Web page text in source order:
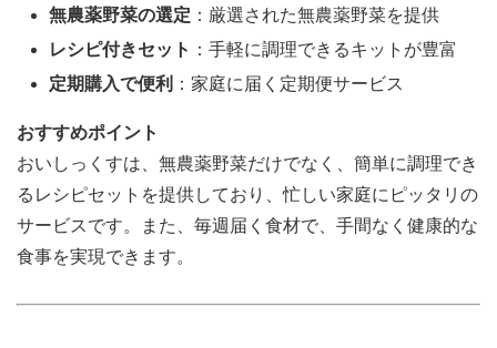
無農薬野菜の選定 ：厳選された無農薬野菜を提供
レシピ付きセット ：手軽に調理できるキットが豊富
定期購入で便利 ：家庭に届く定期便サービス
おすすめポイント
おいしっくすは、無農薬野菜だけでなく、簡単に調理でき
るレシピセットを提供しており、忙しい家庭にピッタリの
サービスです。また、毎週届く食材で、手間なく健康的な
食事を実現できます。